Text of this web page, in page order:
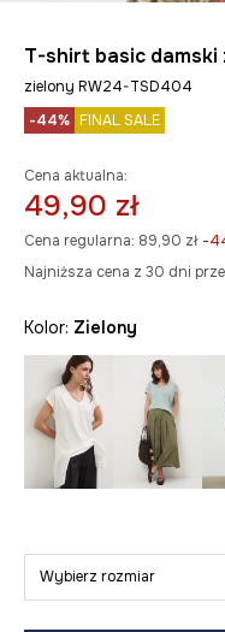
T-shirt basic damski
zielony RW24-TSD404
-44% FINAL SALE
Cena aktualna:
49,90 zł
Cena regularna: 89,90 zł -
Najniższa cena z 30 dni
Kolor: zielony
Wybierz rozmiar